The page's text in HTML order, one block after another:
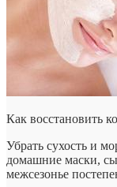
Как восстановить
Убрать сухость и
домашние маски,
межсезонье